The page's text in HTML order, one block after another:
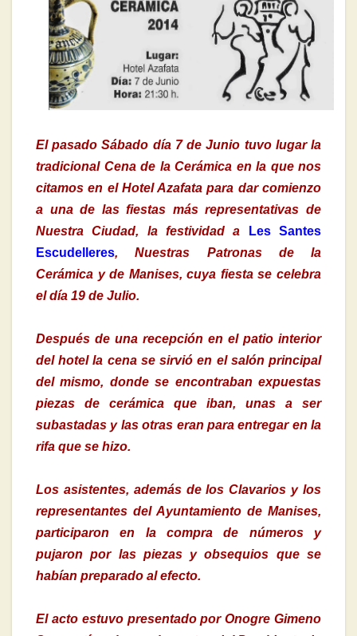
El pasado Sábado día 7 de Junio tuvo lugar la
tradicional Cena de la Cerámica en la que nos
citamos en el Hotel Azafata para dar comienzo
a una de las fiestas más representativas de
Nuestra Ciudad, la festividad a
Les Santes
Escudelleres, Nuestras Patronas de la
Cerámica y de Manises, cuya fiesta se celebra
el día 19 de Julio.
Después de una recepción en el patio interior
del hotel la cena se sirvió en el salón principal
del mismo, donde se encontraban expuestas
piezas de cerámica que iban, unas a ser
subastadas y las otras eran para entregar en la
rifa que se hizo.
Los asistentes, además de los Clavarios y los
representantes del Ayuntamiento de Manises,
participaron en la compra de números y
pujaron por las piezas y obsequios que se
habían preparado al efecto.
El acto estuvo presentado por Onogre Gimeno